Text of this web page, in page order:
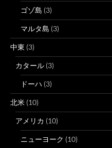
ゴゾ島 (3)
マルタ島 (3)
中東 (3)
カタール (3)
ドーハ (3)
北米 (10)
アメリカ (10)
ニューヨーク (10)